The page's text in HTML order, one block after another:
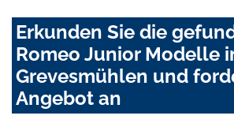
Erkunden Sie die
Romeo Junior Modelle
Grevesmühlen und
Angebot an